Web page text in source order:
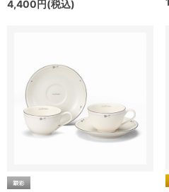
4,400円(税込)